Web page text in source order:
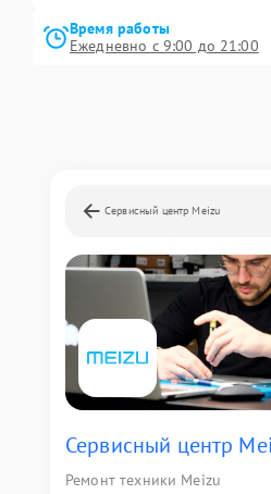
Время работы
Ежедневно с 9:00 до 21:00
Сервисный центр Meizu
Сервисный центр
Ремонт техники Meizu